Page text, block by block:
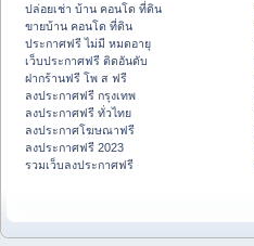
ปล่อยเช่า บ้าน คอนโด ที่ดิน
ขายบ้าน คอนโด ที่ดิน
ประกาศฟรี ไม่มี หมดอายุ
เว็บประกาศฟรี ติดอันดับ
ฝากร้านฟรี โพ ส ฟรี
ลงประกาศฟรี กรุงเทพ
ลงประกาศฟรี ทั่วไทย
ลงประกาศโฆษณาฟรี
ลงประกาศฟรี 2023
รวมเว็บลงประกาศฟรี